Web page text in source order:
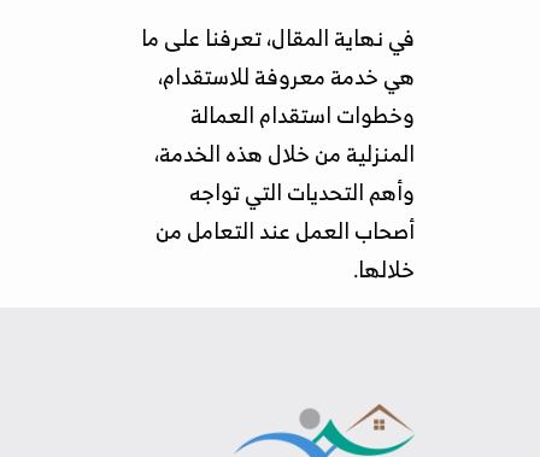
في نهاية المقال، تعرفنا على ما
هي خدمة معروفة للاستقدام،
وخطوات استقدام العمالة
المنزلية من خلال هذه الخدمة،
وأهم التحديات التي تواجه
أصحاب العمل عند التعامل من
خلالها.